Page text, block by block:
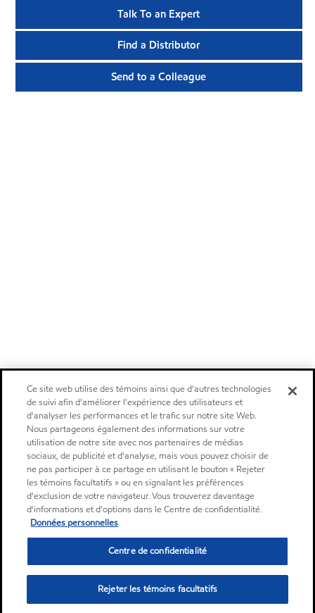
Talk To an Expert
Find a Distributor
Send to a Colleague
Ce site web utilise des témoins ainsi que d'autres technologies
de suivi afin d'améliorer l'expérience des utilisateurs et
d'analyser les performances et le trafic sur notre site Web.
Nous partageons également des informations sur votre
utilisation de notre site avec nos partenaires de médias
sociaux, de publicité et d'analyse, mais vous pouvez choisir de
ne pas participer à ce partage en utilisant le bouton « Rejeter
les témoins facultatifs » ou en signalant les préférences
d'exclusion de votre navigateur. Vous trouverez davantage
d'informations et d'options dans le Centre de confidentialité.
Données personnelles
Centre de confidentialité
Rejeter les témoins facultatifs